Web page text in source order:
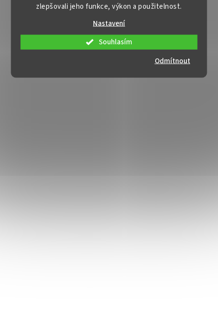
zlepšovali jeho funkce, výkon a použitelnost.
Nastavení
Odmítnout
Souhlasím